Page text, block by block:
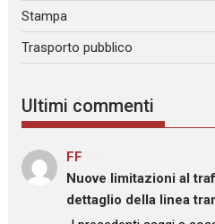
Stampa
Trasporto pubblico
Ultimi commenti
FF
Nuove limitazioni al
dettaglio della linea